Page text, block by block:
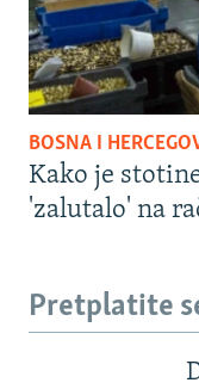
BOSNA I
Kako je
'zalutalo' na
Pretplatite